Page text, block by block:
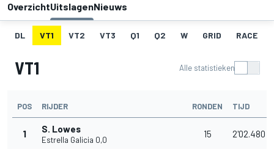
OverzichtUitslagenNieuws
DL VT1 VT2 VT3 Q1 Q2 W GRID RACE
VT1 Alle statistieken
POS RIJDER RONDEN TIJD
1 S. Lowes
Estrella Galicia 0,0
15 2'02.480